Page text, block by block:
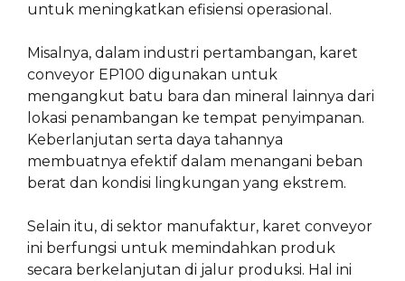
untuk meningkatkan efisiensi operasional.
Misalnya, dalam industri pertambangan, karet
conveyor EP100 digunakan untuk
mengangkut batu bara dan mineral lainnya dari
lokasi penambangan ke tempat penyimpanan.
Keberlanjutan serta daya tahannya
membuatnya efektif dalam menangani beban
berat dan kondisi lingkungan yang ekstrem.
Selain itu, di sektor manufaktur, karet conveyor
ini berfungsi untuk memindahkan produk
secara berkelanjutan di jalur produksi. Hal ini